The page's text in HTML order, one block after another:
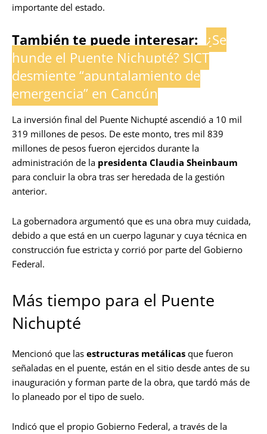
importante del estado.
También te puede interesar: ¿Se
hunde el Puente Nichupté? SICT
desmiente “apuntalamiento de
emergencia” en Cancún
La inversión final del Puente Nichupté ascendió a 10 mil
319 millones de pesos. De este monto, tres mil 839
millones de pesos fueron ejercidos durante la
administración de la presidenta Claudia Sheinbaum
para concluir la obra tras ser heredada de la gestión
anterior.
La gobernadora argumentó que es una obra muy cuidada,
debido a que está en un cuerpo lagunar y cuya técnica en
construcción fue estricta y corrió por parte del Gobierno
Federal.
Más tiempo para el Puente
Nichupté
Mencionó que las estructuras metálicas que fueron
señaladas en el puente, están en el sitio desde antes de su
inauguración y forman parte de la obra, que tardó más de
lo planeado por el tipo de suelo.
Indicó que el propio Gobierno Federal, a través de la